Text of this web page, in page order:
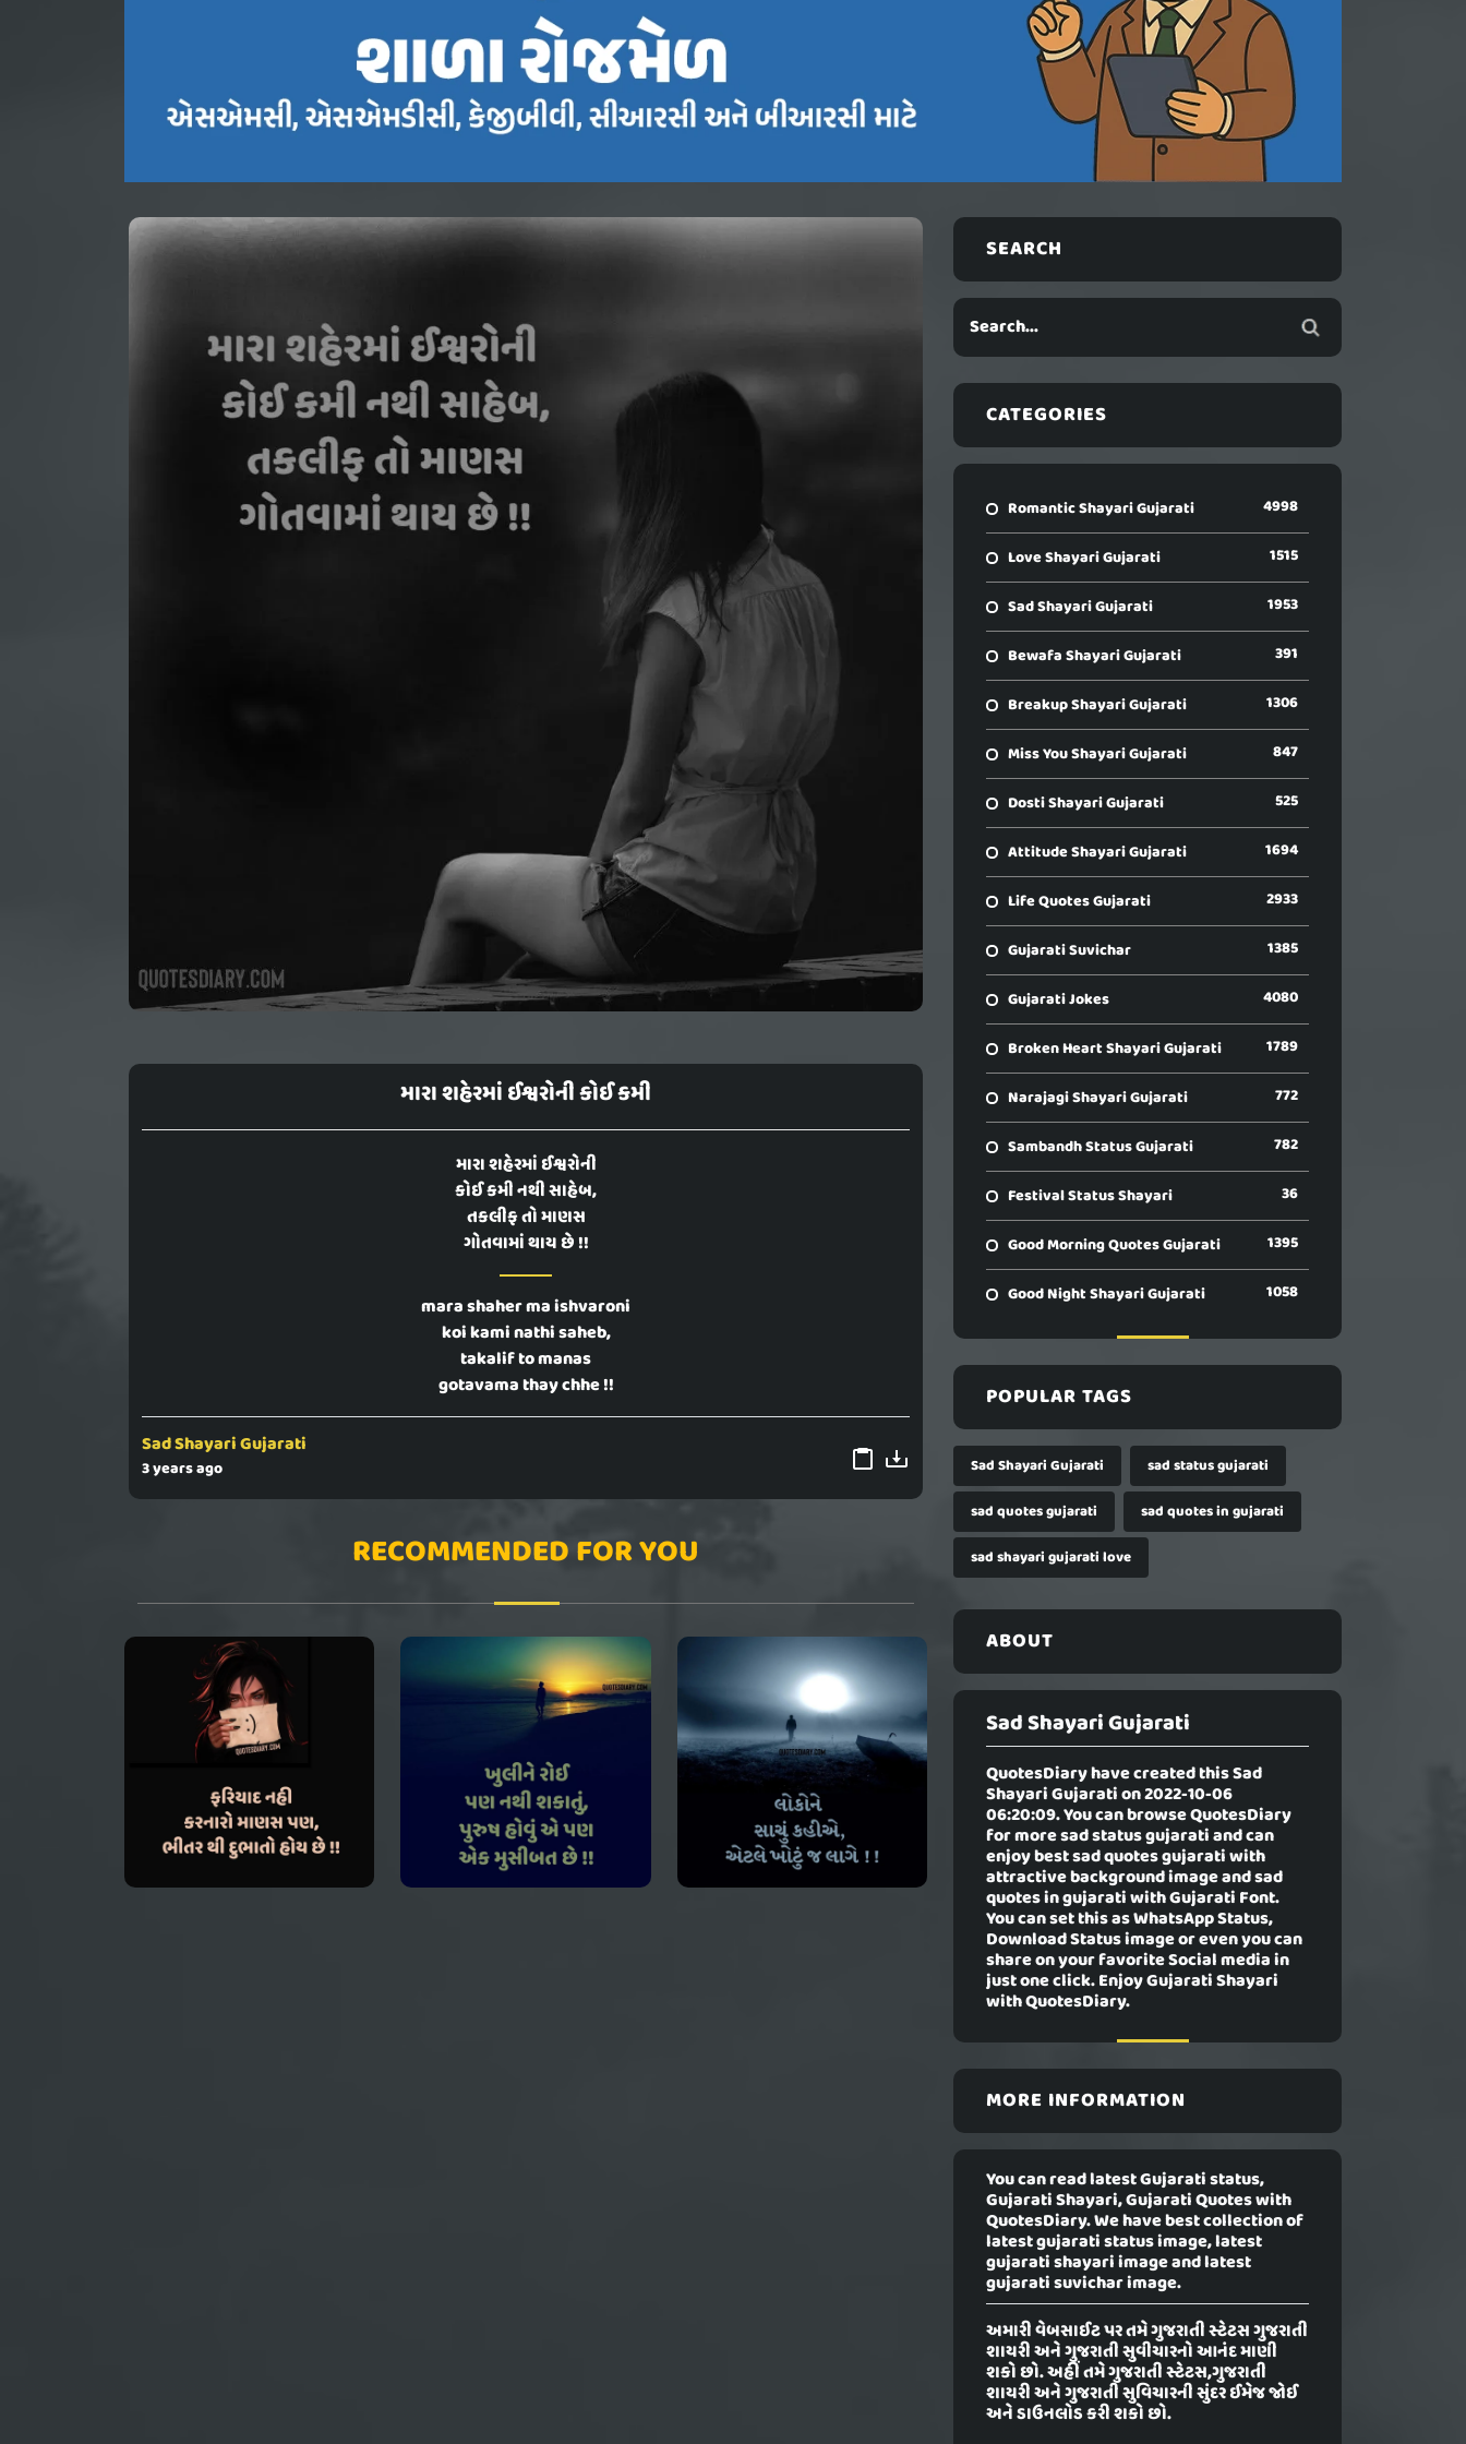
મારા શહેરમાં ઈશ્વરોની કોઈ કમી
મારા શહેરમાં ઈશ્વરોની
કોઈ કમી નથી સાહેબ,
તકલીફ તો માણસ
ગોતવામાં થાય છે !!
mara shaher ma ishvaroni
koi kami nathi saheb,
takalif to manas
gotavama thay chhe !!
Sad Shayari Gujarati
3 years ago
RECOMMENDED FOR YOU
SEARCH
CATEGORIES
Romantic Shayari Gujarati 4998
Love Shayari Gujarati 1515
Sad Shayari Gujarati 1953
Bewafa Shayari Gujarati 391
Breakup Shayari Gujarati 1306
Miss You Shayari Gujarati 847
Dosti Shayari Gujarati 525
Attitude Shayari Gujarati 1694
Life Quotes Gujarati 2933
Gujarati Suvichar 1385
Gujarati Jokes 4080
Broken Heart Shayari Gujarati 1789
Narajagi Shayari Gujarati 772
Sambandh Status Gujarati 782
Festival Status Shayari 36
Good Morning Quotes Gujarati 1395
Good Night Shayari Gujarati 1058
POPULAR TAGS
Sad Shayari Gujarati
sad status gujarati
sad quotes gujarati
sad quotes in gujarati
sad shayari gujarati love
ABOUT
Sad Shayari Gujarati
QuotesDiary have created thisSad
Shayari Gujaration 2022-10-06
06:20:09. You can browse QuotesDiary
for more sad status gujarati and can
enjoy best sad quotes gujarati with
attractive background image and sad
quotes in gujarati with Gujarati Font.
You can set this as WhatsApp Status,
Download Status image or even you can
share on your favorite Social media in
just one click. Enjoy Gujarati Shayari
with QuotesDiary.
MORE INFORMATION
You can read latest Gujarati status,
Gujarati Shayari, Gujarati Quotes with
QuotesDiary. We have best collection of
latest gujarati status image, latest
gujarati shayari image and latest
gujarati suvichar image.
અમારી વેબસાઈટ પર તમે ગુજરાતી સ્ટેટસ ગુજરાતી
શાયરી અને ગુજરાતી સુવીચારનો આનંદ માણી
શકો છો. અહીં તમે ગુજરાતી સ્ટેટસ,ગુજરાતી
શાયરી અને ગુજરાતી સુવિચારની સુંદર ઈમેજ જોઈ
અને ડાઉનલોડ કરી શકો છો.